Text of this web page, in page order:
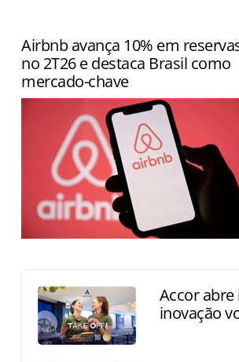
Airbnb avança 10% em
no 2T26 e destaca Brasil como
mercado-chave
alcançando 148,3 milhões
Accor
inovação